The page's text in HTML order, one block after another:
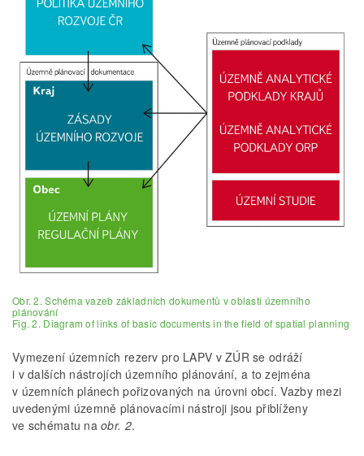
Obr. 2. Schéma vazeb základních dokumentů v oblasti územního
plánování
Fig. 2. Diagram of links of basic documents in the field of spatial planning
Vymezení územních rezerv pro LAPV v ZÚR se odráží
i v dalších nástrojích územního plánování, a to zejména
v územních plánech pořizovaných na úrovni obcí. Vazby mezi
uvedenými územně plánovacími nástroji jsou přiblíženy
ve schématu naobr. 2.